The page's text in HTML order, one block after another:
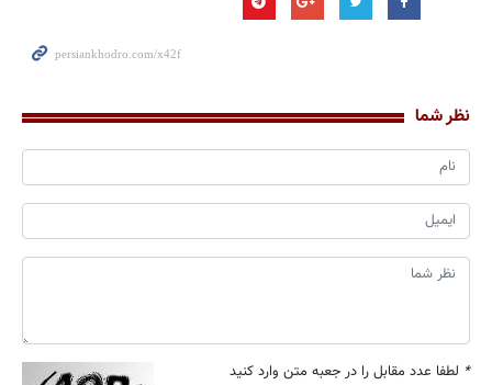
نظر شما
* لطفا عدد مقابل را در جعبه متن وارد کنید